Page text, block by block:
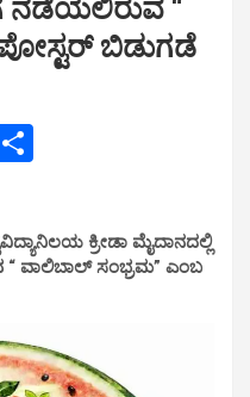
ನಡೆಯಲಿರುವ “
ಬಿಡುಗಡೆ
e
ಕ್ರೀಡಾ ಮೈದಾನದಲ್ಲಿ
“ ವಾಲಿಬಾಲ್ ಸಂಭ್ರಮ” ಎಂಬ